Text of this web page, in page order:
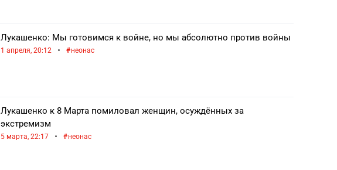
Лукашенко: Мы готовимся к войне, но мы абсолютно против войны
1 апреля, 20:12 • неонас
Лукашенко к 8 Марта помиловал женщин, осуждённых за
экстремизм
5 марта, 22:17 • неонас